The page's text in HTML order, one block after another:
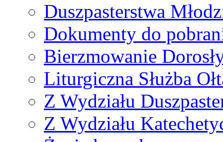
Duszpasterstwa
Dokumenty do
Bierzmowanie
Liturgiczna Służba
Z Wydziału
Z Wydziału